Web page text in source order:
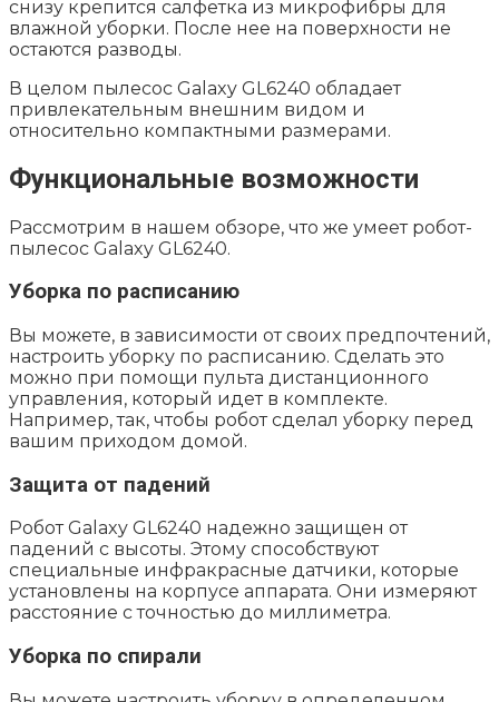
снизу крепится салфетка из микрофибры для
влажной уборки. После нее на поверхности не
остаются разводы.
В целом пылесос Galaxy GL6240 обладает
привлекательным внешним видом и
относительно компактными размерами.
Функциональные возможности
Рассмотрим в нашем обзоре, что же умеет робот-
пылесос Galaxy GL6240.
Уборка по расписанию
Вы можете, в зависимости от своих предпочтений,
настроить уборку по расписанию. Сделать это
можно при помощи пульта дистанционного
управления, который идет в комплекте.
Например, так, чтобы робот сделал уборку перед
вашим приходом домой.
Защита от падений
Робот Galaxy GL6240 надежно защищен от
падений с высоты. Этому способствуют
специальные инфракрасные датчики, которые
установлены на корпусе аппарата. Они измеряют
расстояние с точностью до миллиметра.
Уборка по спирали